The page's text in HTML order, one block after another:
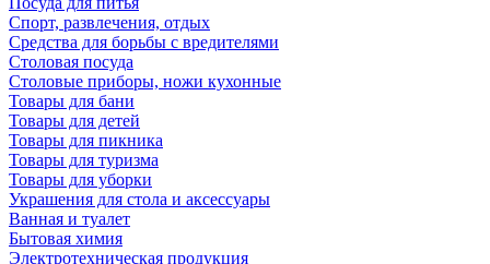
Спорт, развлечения, отдых
Средства для борьбы с вредителями
Столовая посуда
Столовые приборы, ножи кухонные
Товары для бани
Товары для детей
Товары для пикника
Товары для туризма
Товары для уборки
Украшения для стола и аксессуары
Ванная и туалет
Бытовая химия
Электротехническая продукция